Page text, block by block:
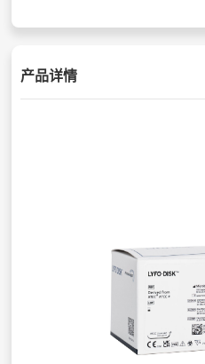
产品详情